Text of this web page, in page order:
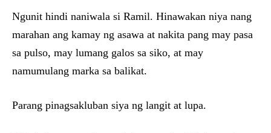
Ngunit hindi naniwala si Ramil. Hinawakan niya nang
marahan ang kamay ng asawa at nakita pang may pasa
sa pulso, may lumang galos sa siko, at may
namumulang marka sa balikat.
Parang pinagsakluban siya ng langit at lupa.